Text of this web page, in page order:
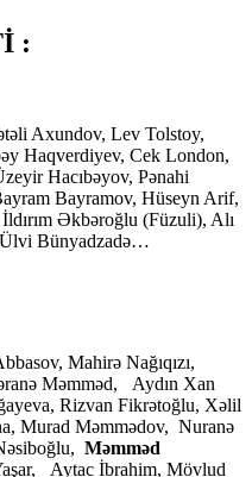
:
Axundov, Lev Tolstoy,
Haqverdiyev, Cek London,
Hacıbəyov, Pənahi
Bayramov, Hüseyn Arif,
Əkbəroğlu (Füzuli), Alı
Bünyadzadə…
Mahirə Nağıqızı,
Məmməd, Aydın Xan
Rizvan Fikrətoğlu, Xəlil
Murad Məmmədov, Nuranə
Məmməd
Aytac İbrahim, Mövlud